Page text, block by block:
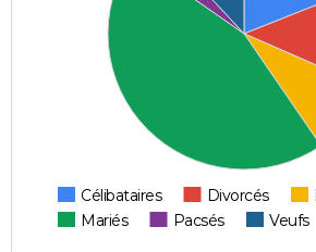
Célibataires Divorcés
Mariés
Pacsés Veufs